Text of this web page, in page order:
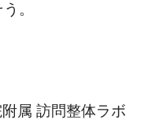
。
属 訪問整体ラボ